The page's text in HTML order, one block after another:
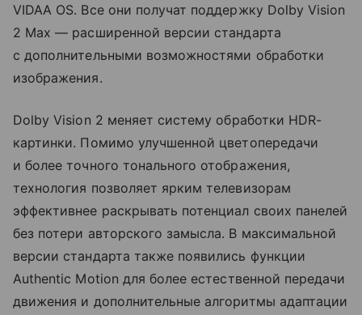
VIDAA OS. Все они получат поддержку Dolby Vision
2 Max — расширенной версии стандарта
с дополнительными возможностями обработки
изображения.
Dolby Vision 2 меняет систему обработки HDR-
картинки. Помимо улучшенной цветопередачи
и более точного тонального отображения,
технология позволяет ярким телевизорам
эффективнее раскрывать потенциал своих панелей
без потери авторского замысла. В максимальной
версии стандарта также появились функции
Authentic Motion для более естественной передачи
движения и дополнительные алгоритмы адаптации